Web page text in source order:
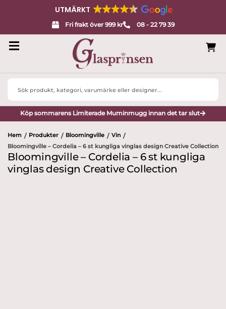
UTMÄRKT
Fri frakt över 999 kr 08 - 22 79 39
Search
Köp sommarens Limiterade Muminmugg innan det tar slut
Hem / Produkter / Bloomingville / Vin /
Bloomingville – Cordelia – 6 st kungliga vinglas design Creative Collection
Bloomingville – Cordelia – 6 st kungliga
vinglas design Creative Collection